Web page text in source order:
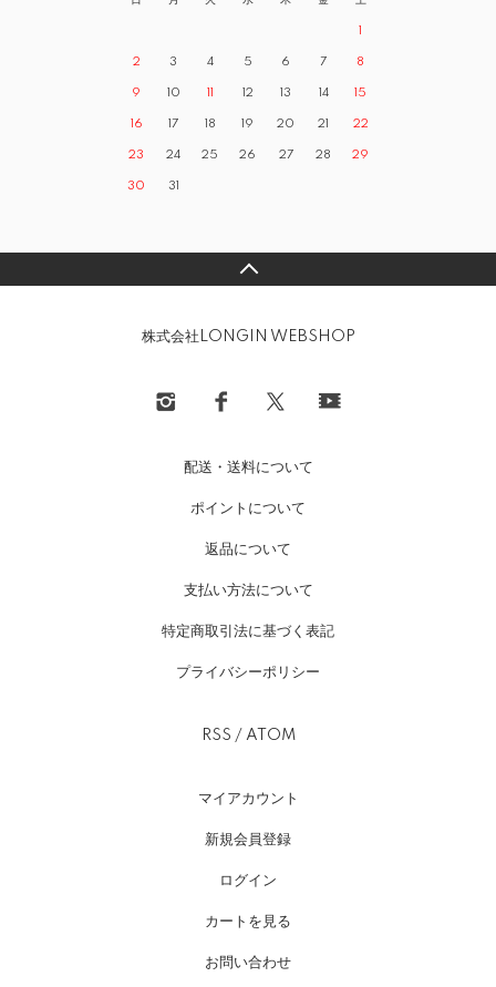
1
2 3 4 5 6 7 8
9 10 11 12 13 14 15
16 17 18 19 20 21 22
23 24 25 26 27 28 29
30 31
株式会社LONGIN WEBSHOP
配送・送料について
ポイントについて
返品について
支払い方法について
特定商取引法に基づく表記
プライバシーポリシー
RSS / ATOM
マイアカウント
新規会員登録
ログイン
カートを見る
お問い合わせ